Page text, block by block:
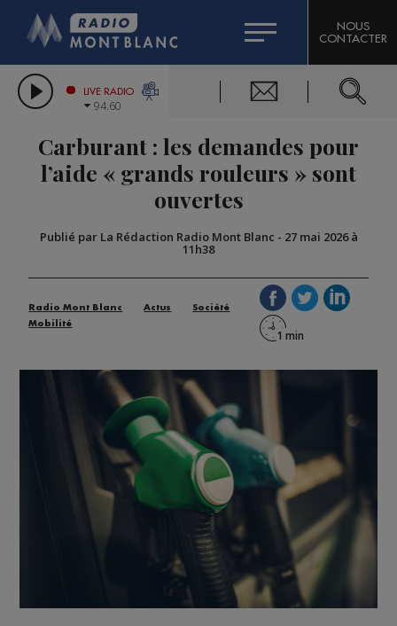
LES CHRONIQUES DE L'EXPERT
CITIZEN MACHINERY
GRAND MASSIF DOMAINES SKIABLES
BIGARD
COMPAGNIE DU MONT-BLANC
NOUS
CONTACTER
LIVE RADIO
94.60
Carburant : les demandes pour
l’aide « grands rouleurs » sont
ouvertes
Publié par La Rédaction Radio Mont Blanc - 27 mai 2026 à
11h38
Radio Mont Blanc Actus
Société
Mobilité